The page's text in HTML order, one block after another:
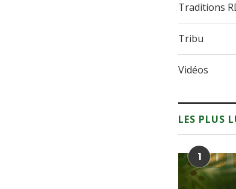
Traditions
Tribu
Vidéos
LES PLUS
1